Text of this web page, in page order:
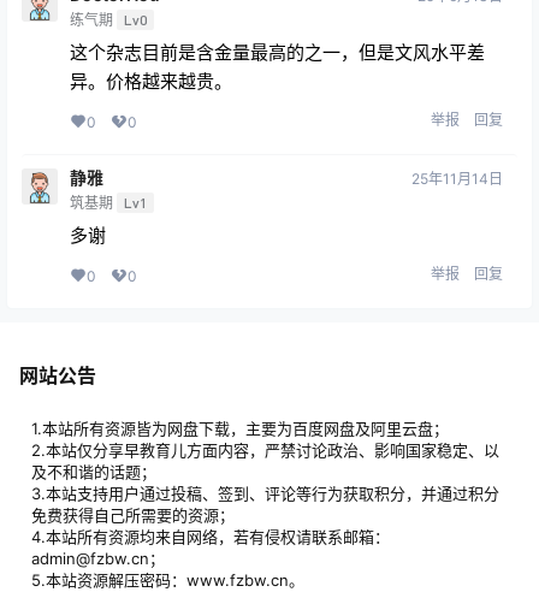
练气期 Lv0
这个杂志目前是含金量最高的之一，但是文风水平差
异。价格越来越贵。
0 0 举报 回复
静雅
筑基期 Lv1
25年11月14日
多谢
0 0 举报 回复
网站公告
1.本站所有资源皆为网盘下载，主要为百度网盘及阿里云盘；
2.本站仅分享早教育儿方面内容，严禁讨论政治、影响国家稳定、以
及不和谐的话题；
3.本站支持用户通过投稿、签到、评论等行为获取积分，并通过积分
免费获得自己所需要的资源；
4.本站所有资源均来自网络，若有侵权请联系邮箱：
admin@fzbw.cn；
5.本站资源解压密码：www.fzbw.cn。